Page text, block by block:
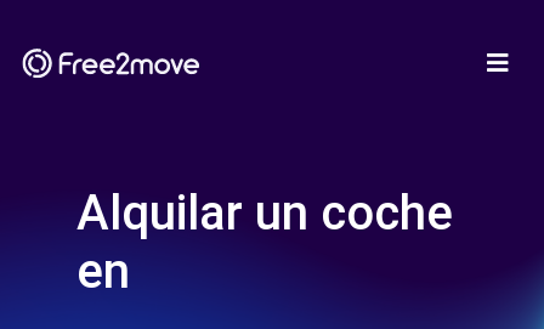
Alquilar un coche
en